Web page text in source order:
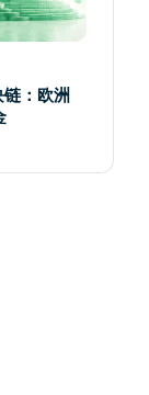
：欧洲